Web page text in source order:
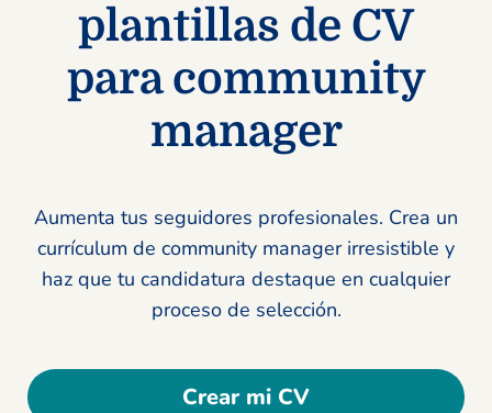
plantillas de CV
para community
manager
Aumenta tus seguidores profesionales. Crea un
currículum de community manager irresistible y
haz que tu candidatura destaque en cualquier
proceso de selección.
Crear mi CV